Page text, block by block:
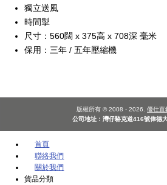
獨立送風
時間掣
尺寸：560闊 x 375高 x 708深 毫米
保用：三年 / 五年壓縮機
版權所有 © 2008 - 2026. 優仕直
公司地址：灣仔駱克道416號偉德
首頁
聯絡我們
關於我們
貨品分類